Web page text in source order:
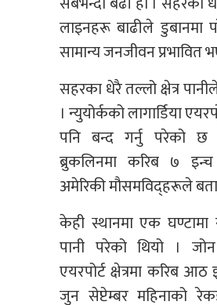
लाइनहरू बाढीले
सामान्य जनजीवन प्रभावित
सहरका धेरै तल्लो क्षेत्र
। न्युयोर्कको लागार्डिया
पनि बन्द गर्नु परेको छ
ब्रुकलिनमा करिब ७
अमेरिकी मौसमविद्हरूले
केही स्थानमा एक
पानी परेको थियो ।
एयरपोर्ट क्षेत्रमा करिब आठ
जुन सेप्टेम्बर महिनाको